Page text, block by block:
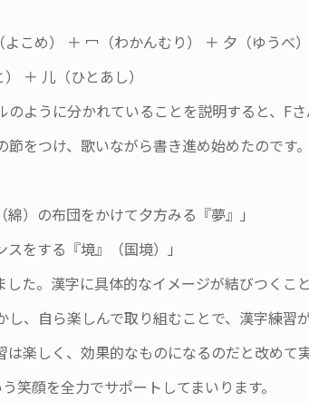
こめ） ＋ 冖（わかんむり） ＋ 夕（ゆうべ）
＋ 儿（ひとあし）
ように分かれていることを説明すると、F
をつけ、歌いながら書き進め始めたのです。
）の布団をかけて夕方みる『夢』」
をする『境』（国境）」
た。漢字に具体的なイメージが結びつくこ
、自ら楽しんで取り組むことで、漢字練習
楽しく、効果的なものになるのだと改めて
笑顔を全力でサポートしてまいります。